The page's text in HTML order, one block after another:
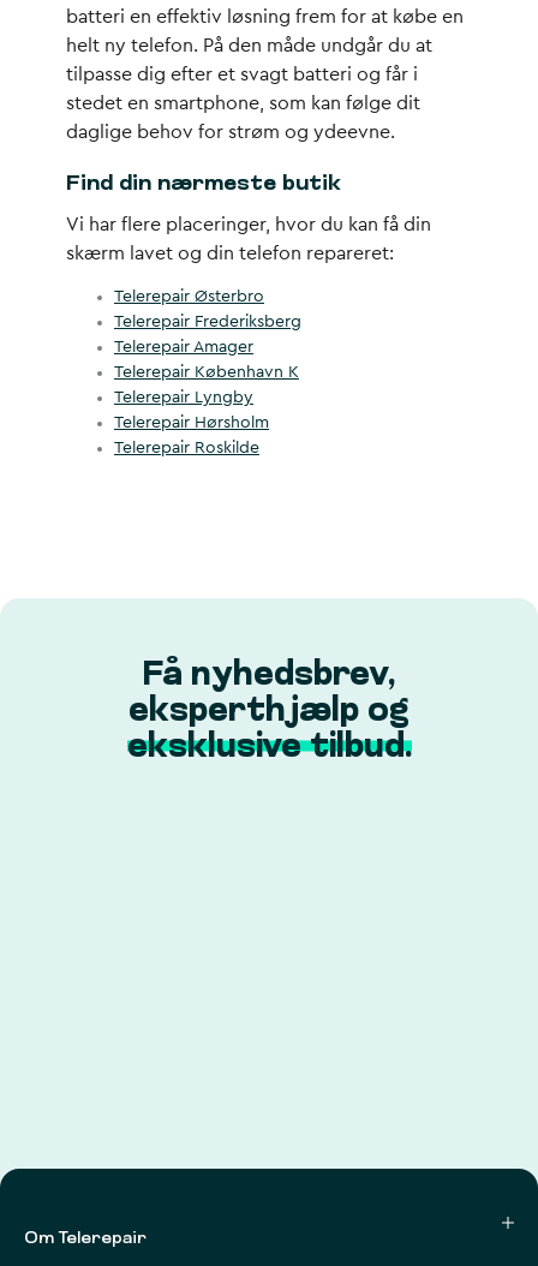
batteri en effektiv løsning frem for at købe en
helt ny telefon. På den måde undgår du at
tilpasse dig efter et svagt batteri og får i
stedet en smartphone, som kan følge dit
daglige behov for strøm og ydeevne.
Find din nærmeste butik
Vi har flere placeringer, hvor du kan få din
skærm lavet og din telefon repareret:
Telerepair Østerbro
Telerepair Frederiksberg
Telerepair Amager
Telerepair København K
Telerepair Lyngby
Telerepair Hørsholm
Telerepair Roskilde
Få nyhedsbrev,
eksperthjælp og
eksklusive tilbud.
Om Telerepair